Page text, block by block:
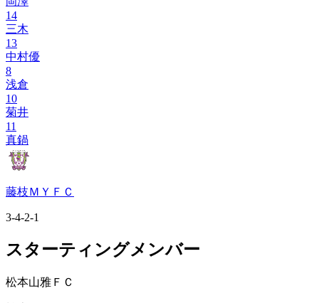
14
三木
13
中村優
8
浅倉
10
菊井
11
真鍋
藤枝ＭＹＦＣ
3-4-2-1
スターティングメンバー
松本山雅ＦＣ